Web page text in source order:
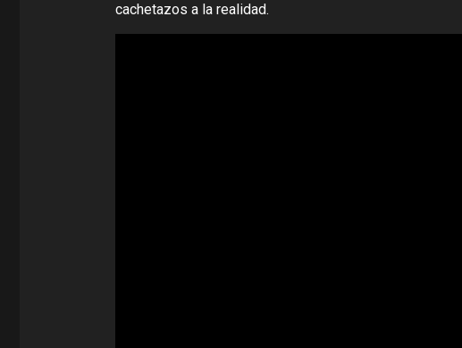
cachetazos a la realidad.